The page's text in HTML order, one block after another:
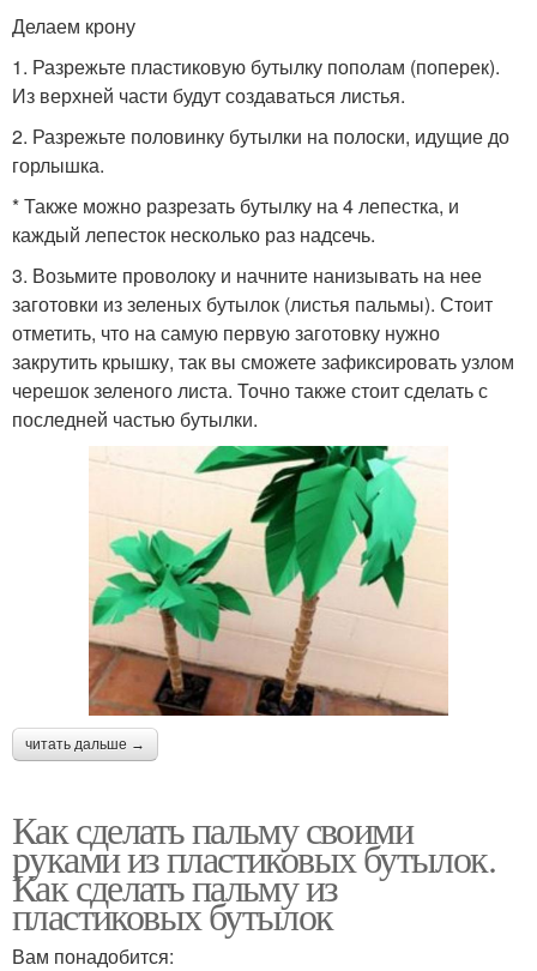
Делаем крону
1. Разрежьте пластиковую бутылку пополам (поперек).
Из верхней части будут создаваться листья.
2. Разрежьте половинку бутылки на полоски, идущие до
горлышка.
* Также можно разрезать бутылку на 4 лепестка, и
каждый лепесток несколько раз надсечь.
3. Возьмите проволоку и начните нанизывать на нее
заготовки из зеленых бутылок (листья пальмы). Стоит
отметить, что на самую первую заготовку нужно
закрутить крышку, так вы сможете зафиксировать узлом
черешок зеленого листа. Точно также стоит сделать с
последней частью бутылки.
читать дальше →
Как сделать пальму своими
руками из пластиковых бутылок.
Как сделать пальму из
пластиковых бутылок
Вам понадобится: